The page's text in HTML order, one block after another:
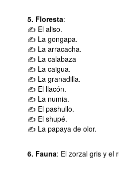
5. Floresta:
✍ El aliso.
✍ La gongapa.
✍ La arracacha.
✍ La calabaza
✍ La caigua.
✍ La granadilla.
✍ El llacón.
✍ La numia.
✍ El pashullo.
✍ El shupé.
✍ La papaya de olor.
6. Fauna: El zorzal gris y el